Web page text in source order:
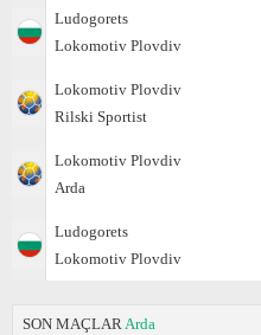
Ludogorets
Lokomotiv Plovdiv
Lokomotiv Plovdiv
Rilski Sportist
Lokomotiv Plovdiv
Arda
Ludogorets
Lokomotiv Plovdiv
SON MAÇLAR Arda